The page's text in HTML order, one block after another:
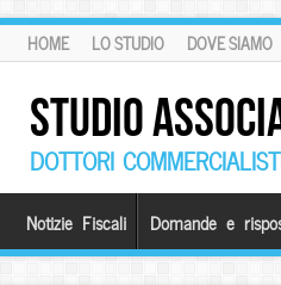
HOME LO STUDIO DOVE SIAMO
STUDIO
DOTTORI
Notizie Fiscali Domande e